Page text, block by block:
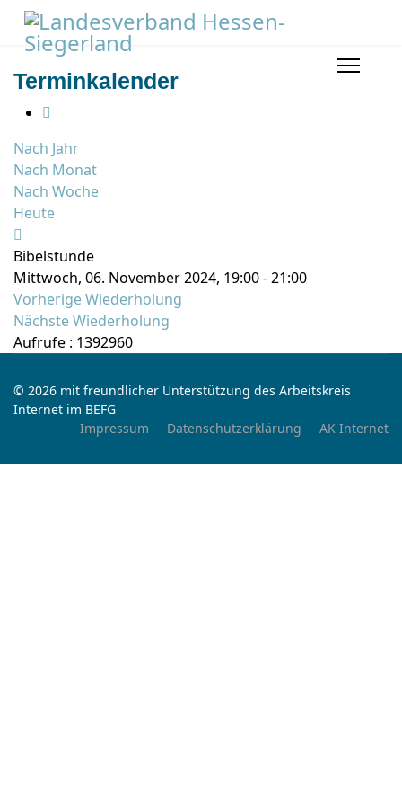
Terminkalender
Nach Jahr
Nach Monat
Nach Woche
Heute
Bibelstunde
Mittwoch, 06. November 2024, 19:00 - 21:00
Vorherige Wiederholung
Nächste Wiederholung
Aufrufe : 1392960
© 2026 mit freundlicher Unterstützung des Arbeitskreis
Internet im BEFG
Impressum
Datenschutzerklärung AK Internet